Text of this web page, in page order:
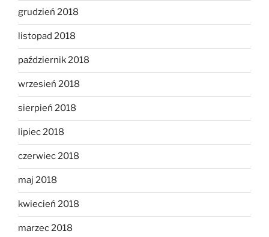
grudzień 2018
listopad 2018
październik 2018
wrzesień 2018
sierpień 2018
lipiec 2018
czerwiec 2018
maj 2018
kwiecień 2018
marzec 2018